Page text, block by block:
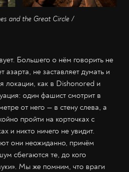
and the Great Circle /
Большего о нём говорить не
азарта, не заставляет думать и
локации, как в Dishonored и
один фашист смотрит в
от него — в стену слева, а
пройти на корточках с
и никто ничего не увидит.
они неожиданно, причём
сбегаются те, до кого
Мы же помним, что враги